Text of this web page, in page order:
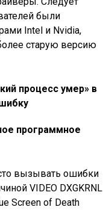
были
Intel и Nvidia,
старую версию
процесс умер» в
программное
вызывать ошибки
VIDEO DXGKRNL
Screen of Death